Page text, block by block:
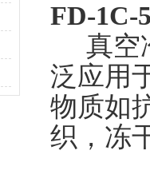
FD-1C-
真空
泛应用
物质如
织，冻